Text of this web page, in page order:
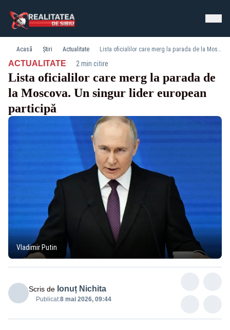
Acasă Știri Actualitate Lista oficialilor care merg la parada de la Moscova. Un singur lider european participă
ACTUALITATE· 2 min citire
Lista oficialilor care merg la parada de
la Moscova. Un singur lider european
participă
Vladimir Putin
Scris de Ionuț Nichita
Publicat:8 mai 2026, 09:44